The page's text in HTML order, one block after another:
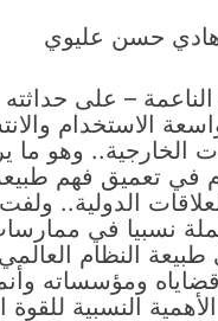
و(قصف السعودية)
الامريكان..والتهديد باجتياح الكويت)
ماذا لو..تحليل حالة البنية
المشهد الأسلامي..!!
8 ساعات Ago
حسن عليوي
– على حداثته
الاستخدام
الخارجية.. وهو ما
في تعميق فهم
الدولية.. ولفت
نسبيا في
النظام
ومؤسساته
النسبية للقوة